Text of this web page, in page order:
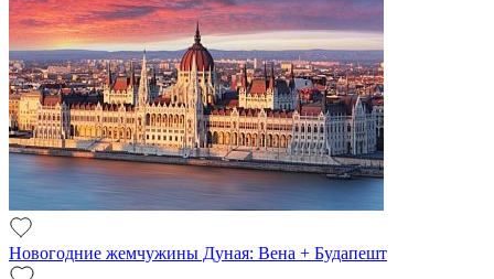
Новогодние жемчужины Дуная: Вена + Будапешт